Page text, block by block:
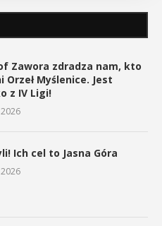
Zawora zdradza nam, kto
Orzeł Myślenice. Jest
z IV Ligi!
Ich cel to Jasna Góra